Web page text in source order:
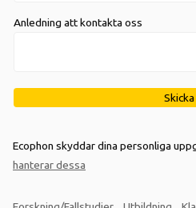
Anledning att kontakta oss
Ecophon skyddar dina personliga
hanterar dessa